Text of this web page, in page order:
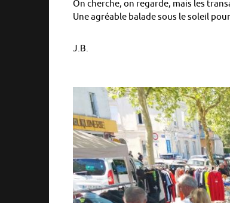
On cherche, on regarde, mais les
Une agréable balade sous le soleil
J.B.